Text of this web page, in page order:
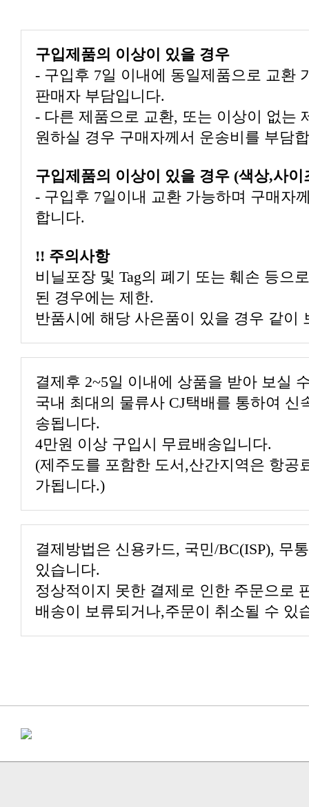
구입제품의 이상이 있을 경우
판매자 부담입니다.
원하실 경우 구매자께서 운송비를 부담
구입제품의 이상이 있을 경우 (색상,사
합니다.
!! 주의사항
된 경우에는 제한.
반품시에 해당 사은품이 있을 경우 같이
결제후 2~5일 이내에 상품을 받아 보실
송됩니다.
4만원 이상 구입시 무료배송입니다.
가됩니다.)
있습니다.
배송이 보류되거나,주문이 취소될 수 있